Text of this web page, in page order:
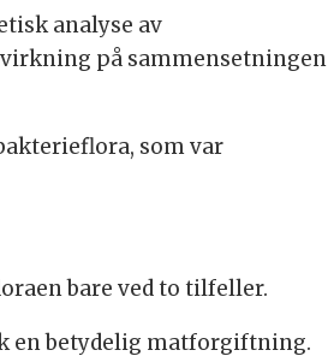
analyse av
på sammensetningen
som var
bare ved to tilfeller.
en betydelig matforgiftning.